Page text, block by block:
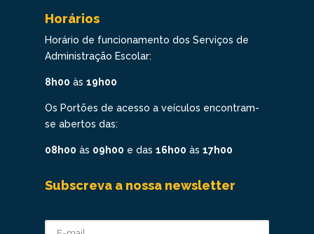
Horários
Horário de funcionamento dos Serviços de
Administração Escolar:
8h00 às 19h00
Os Portões de acesso a veículos encontram-
se abertos das:
08h00 às 09h00 e das 16h00 às 17h00
Subscreva a nossa newsletter